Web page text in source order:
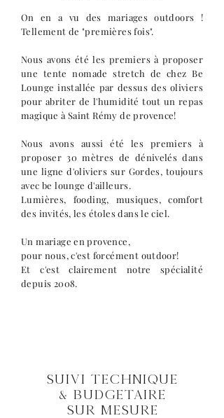
On en a vu des mariages outdoors !
Tellement de "premières fois".
Nous avons été les premiers à proposer
une tente nomade stretch de chez Be
Lounge installée par dessus des oliviers
pour abriter de l'humidité tout un repas
magique à Saint Rémy de provence!
Nous avons aussi été les premiers à
proposer 30 mètres de dénivelés dans
une ligne d'oliviers sur Gordes, toujours
avec be lounge d'ailleurs.
Lumières, fooding, musiques, comfort
des invités, les étoles dans le ciel.
Un mariage en provence,
pour nous, c'est forcément outdoor!
Et c'est clairement notre spécialité
depuis 2008.
SUIVI TECHNIQUE
& BUDGÉTAIRE
SUR MESURE